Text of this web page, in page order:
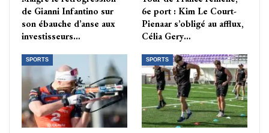
de Gianni Infantino sur
son ébauche d’anse aux
investisseurs…
6e port : Kim Le Court-
Pienaar s’obligé au afflux,
Célia Gery…
SPORTS SPORTS